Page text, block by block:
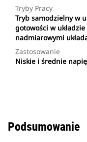
Tryby Pracy
Tryb samodzielny w
gotowości w
nadmiarowymi
Zastosowanie
Niskie i średnie
Podsumowanie